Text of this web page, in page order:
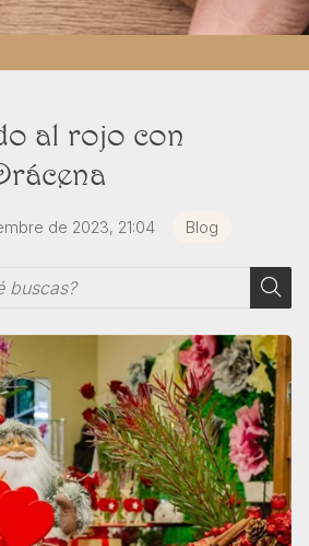
al rojo con
de 2023, 21:04 Blog